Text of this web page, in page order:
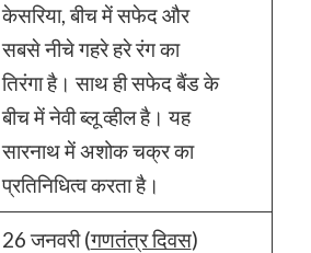
केसरिया, बीच में सफेद और
सबसे नीचे गहरे हरे रंग का
तिरंगा है। साथ ही सफेद बैंड के
बीच में नेवी ब्लू व्हील है। यह
सारनाथ में अशोक चक्र का
प्रतिनिधित्व करता है।
26 जनवरी (गणतंत्र दिवस)